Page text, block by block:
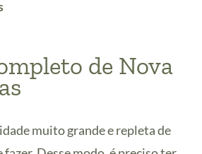
de Nova
muito grande e repleta de